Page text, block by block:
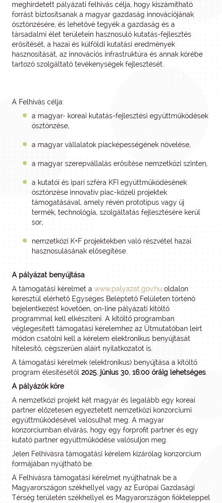
meghirdetett pályázati felhívás célja, hogy kiszámítható
forrást biztosítsanak a magyar gazdaság innovációjának
ösztönzésére, és lehetővé tegyék a gazdaság és a
társadalmi élet területein hasznosuló kutatás-fejlesztés
erősítését, a hazai és külföldi kutatási eredmények
hasznosítását, az innovációs infrastruktúra és annak körébe
tartozó szolgáltató tevékenységek fejlesztését.
A Felhívás célja:
a magyar- koreai kutatás-fejlesztési együttműködések
ösztönzése,
a magyar vállalatok piacképességének növelése,
a magyar szerepvállalás erősítése nemzetközi szinten,
a kutatói és ipari szféra KFI együttműködésének
ösztönzése innovatív piac-közeli projektek
támogatásával, amely révén prototípus vagy új
termék, technológia, szolgáltatás fejlesztésére kerül
sor,
nemzetközi K+F projektekben való részvétel hazai
hasznosulásának elősegítése.
A pályázat benyújtása
A támogatási kérelmet a www.palyazat.gov.hu oldalon
keresztül elérhető Egységes Beléptető Felületen történő
bejelentkezést követően, on-line pályázati kitöltő
programmal kell elkészíteni. A kitöltő programban
véglegesített támogatási kérelemhez az Útmutatóban leírt
módon csatolni kell a kérelem elektronikus benyújtását
hitelesítő, cégszerűen aláírt nyilatkozatot is.
A támogatási kérelmek (elektronikus) benyújtása a kitöltő
program élesítésétől 2025. június 30. 16:00 óráig lehetséges
A pályázók köre
A nemzetközi projekt két magyar és legalább egy koreai
partner előzetesen egyeztetett nemzetközi konzorciumi
együttműködésével valósulhat meg. A magyar
konzorciumban elvárás, hogy egy forprofit partner és egy
kutató partner együttműködése valósuljon meg.
Jelen Felhívásra támogatási kérelem kizárólag konzorcium
formájában nyújtható be.
A Felhívásra támogatási kérelmet nyújthatnak be a
Magyarországon székhellyel vagy az Európai Gazdasági
Térség területén székhellyel és Magyarországon fiókteleppel